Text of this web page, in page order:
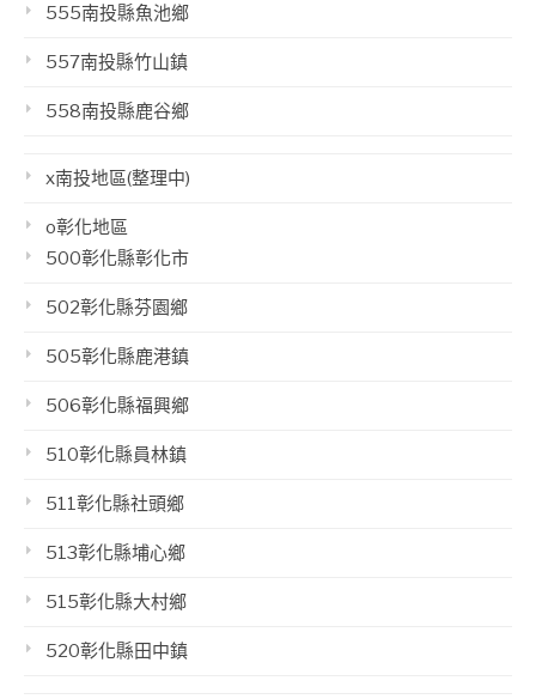
555南投縣魚池鄉
557南投縣竹山鎮
558南投縣鹿谷鄉
x南投地區(整理中)
o彰化地區
500彰化縣彰化市
502彰化縣芬園鄉
505彰化縣鹿港鎮
506彰化縣福興鄉
510彰化縣員林鎮
511彰化縣社頭鄉
513彰化縣埔心鄉
515彰化縣大村鄉
520彰化縣田中鎮